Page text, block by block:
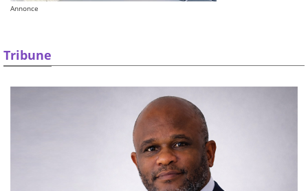
Annonce
Tribune